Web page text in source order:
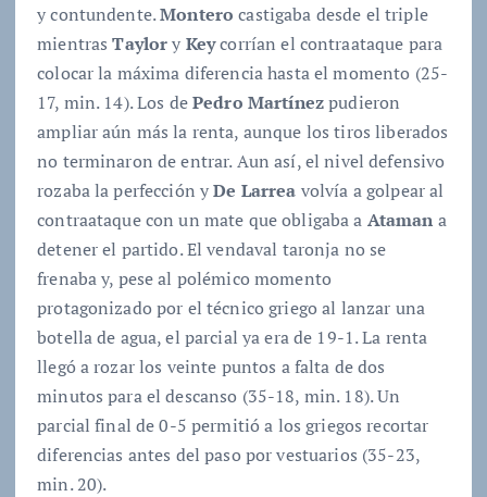
y contundente.Montero castigaba desde el triple
mientrasTaylory Keycorrían el contraataque para
colocar la máxima diferencia hasta el momento (25-
17, min. 14). Los dePedro Martínezpudieron
ampliar aún más la renta, aunque los tiros liberados
no terminaron de entrar. Aun así, el nivel defensivo
rozaba la perfección yDe Larrea volvía a golpear al
contraataque con un mate que obligaba a Ataman a
detener el partido. El vendaval taronja no se
frenaba y, pese al polémico momento
protagonizado por el técnico griego al lanzar una
botella de agua, el parcial ya era de 19-1. La renta
llegó a rozar los veinte puntos a falta de dos
minutos para el descanso (35-18, min. 18). Un
parcial final de 0-5 permitió a los griegos recortar
diferencias antes del paso por vestuarios (35-23,
min. 20).